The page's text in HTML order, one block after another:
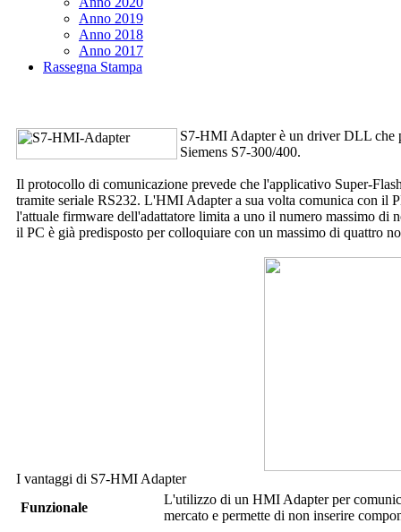
Anno 2019
Anno 2018
Anno 2017
Rassegna Stampa
S7-HMI Adapterè un driver DLL che
Siemens S7-300/400.
Il protocollo di comunicazione prevede che l'applicativo Super-
tramite seriale RS232. L'HMI Adapter a sua volta comunica con il
l'attuale firmware dell'adattatore limita a uno il numero massimo
il PC è già predisposto per colloquiare con un massimo di quattro
I vantaggi di S7-HMI Adapter
Funzionale
L'utilizzo di un HMI Adapter per
mercato e permette di non inserire